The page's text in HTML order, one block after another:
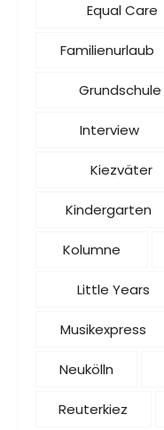
Equal Care
Familienurlaub
Grundschule
Interview
Kiezväter
Kindergarten
Kolumne
Little Years
Musikexpress
Neukölln
Reuterkiez